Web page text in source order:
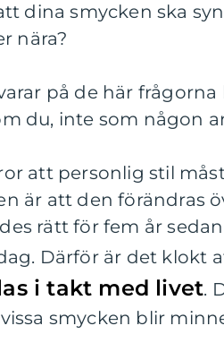
dina smycken ska
nära?
på de här
du, inte som någon
att personlig stil
är att den förändras
rätt för fem år
Därför är det klokt
i takt med livet.
smycken blir